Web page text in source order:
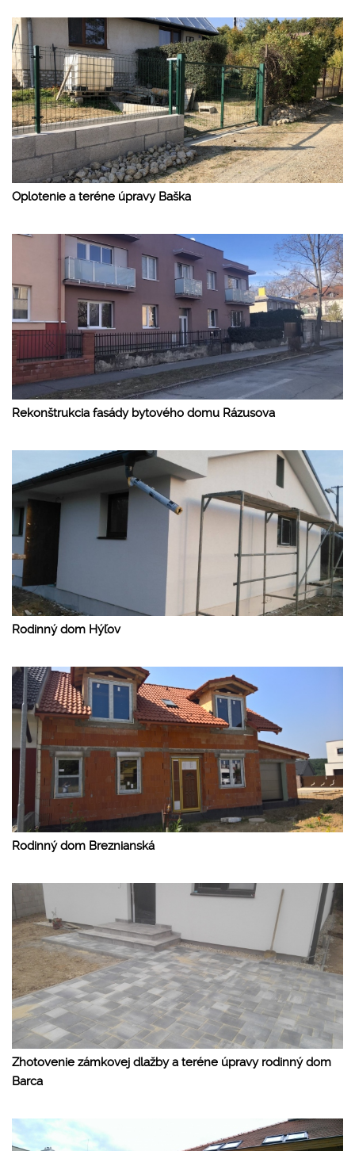
Oplotenie a teréne úpravy Baška
Rekonštrukcia fasády bytového domu Rázusova
Rodinný dom Hýľov
Rodinný dom Breznianská
Zhotovenie zámkovej dlažby a teréne úpravy rodinný dom
Barca